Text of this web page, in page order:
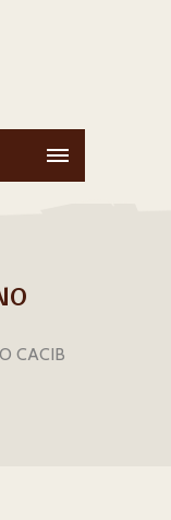
CACIB